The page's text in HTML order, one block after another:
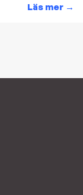
Läs mer →